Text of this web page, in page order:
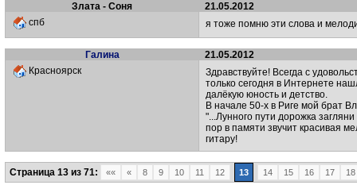
Злата - Соня
21.05.2012
спб
я тоже помню эти слова и
Галина
21.05.2012
Красноярск
Здравствуйте! Всегда с
только сегодня в Интернете
далёкую юность и детство.
В начале 50-х в Риге мой брат
"...Лунного пути дорожка
пор в памяти звучит красивая
гитару!
Страница 13 из 71: «« « 8 9 10 11 12 13 14 15 16 17 18